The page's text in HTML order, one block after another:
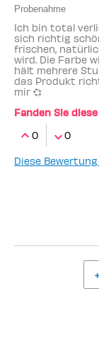
Probenahme
Ich bin total
sich richtig
frischen,
wird. Die Farbe
hält mehrere
das Produkt
mir 💞
Fanden Sie
0
0
Diese